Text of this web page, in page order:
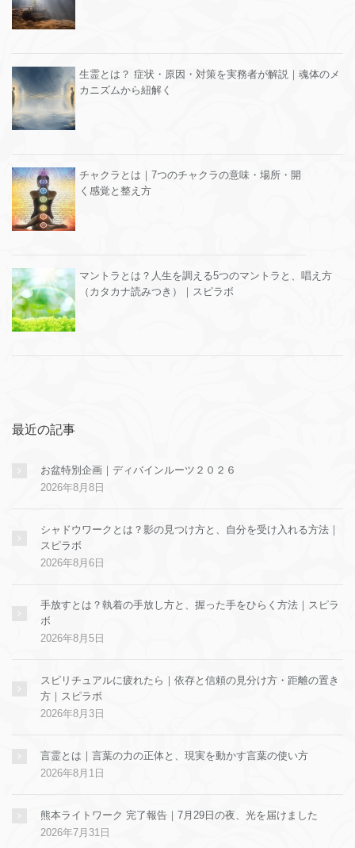
生霊とは？ 症状・原因・対策を実務者が解説｜魂体のメ
カニズムから紐解く
チャクラとは｜7つのチャクラの意味・場所・開
く感覚と整え方
マントラとは？人生を調える5つのマントラと、唱え方
（カタカナ読みつき）｜スピラボ
最近の記事
お盆特別企画｜ディバインルーツ２０２６
2026年8月8日
シャドウワークとは？影の見つけ方と、自分を受け入れる方法｜
スピラボ
2026年8月6日
手放すとは？執着の手放し方と、握った手をひらく方法｜スピラ
ボ
2026年8月5日
スピリチュアルに疲れたら｜依存と信頼の見分け方・距離の置き
方｜スピラボ
2026年8月3日
言霊とは｜言葉の力の正体と、現実を動かす言葉の使い方
2026年8月1日
熊本ライトワーク 完了報告｜7月29日の夜、光を届けました
2026年7月31日